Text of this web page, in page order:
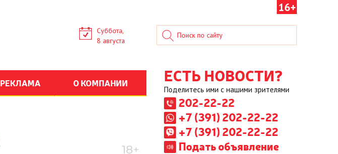
16+
Суббота,
8 августа
РЕКЛАМА О КОМПАНИИ ЕСТЬ НОВОСТИ?
Поделитесь ими с нашими зрителями
202-22-22
+7 (391) 202-22-22
+7 (391) 202-22-22
Подать объявление